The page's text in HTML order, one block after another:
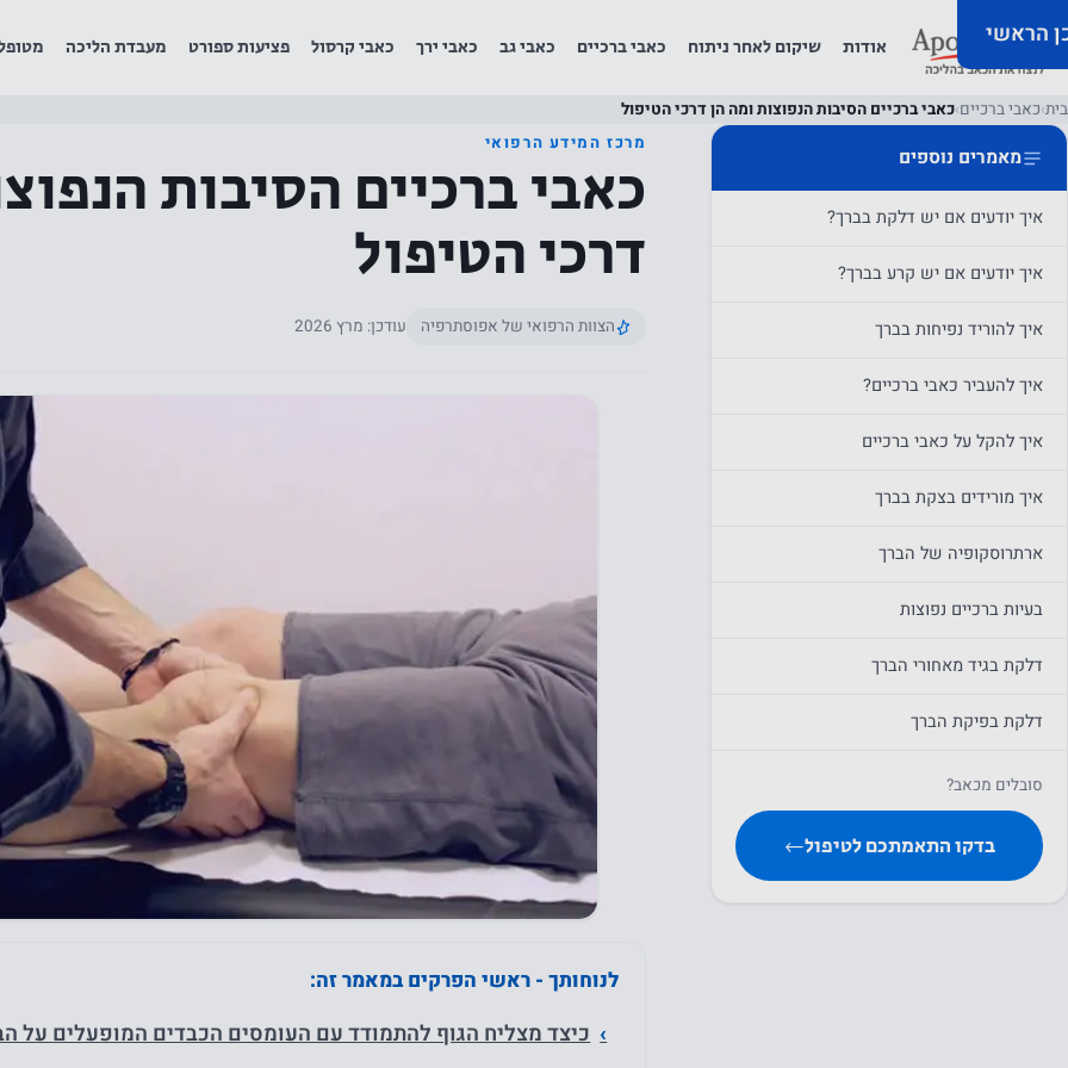
הראשי אודות שיקום לאחר ניתוח כאבי ברכיים כאבי גב כאבי ירך כאבי קרסול פציעות ספורט מעבדת הליכה
בית›כאבי ברכיים›כאבי ברכיים הסיבות הנפוצות ומה הן דרכי הטיפול
מאמרים נוספים
איך יודעים אם יש דלקת בברך?
איך יודעים אם יש קרע בברך?
איך להוריד נפיחות בברך
איך להעביר כאבי ברכיים?
איך להקל על כאבי ברכיים
איך מורידים בצקת בברך
ארתרוסקופיה של הברך
בעיות ברכיים נפוצות
דלקת בגיד מאחורי הברך
דלקת בפיקת הברך
סובלים מכאב?
בדקו התאמתכם לטיפול←
מרכז המידע הרפואי
כאבי ברכיים הסיבות
דרכי הטיפול
הצוות הרפואי של אפוסתרפיה עודכן: מרץ 2026
לנוחותך - ראשי הפרקים במאמר זה:
כיצד מצליח הגוף להתמודד עם העומסים הכבדים המופעלים על